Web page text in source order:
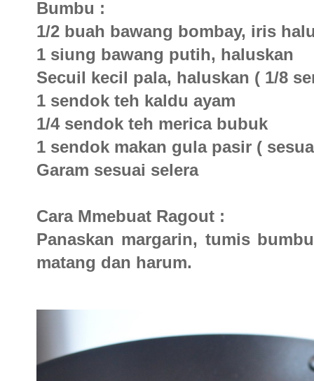
Bumbu :
1/2 buah bawang bombay, iris
1 siung bawang putih, haluskan
Secuil kecil pala, haluskan ( 1/8
1 sendok teh kaldu ayam
1/4 sendok teh merica bubuk
1 sendok makan gula pasir (
Garam sesuai selera
Cara Mmebuat Ragout :
Panaskan margarin, tumis
matang dan harum.